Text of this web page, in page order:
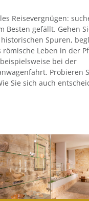
Reisevergnügen:
Besten gefällt. Gehen
Spuren,
Leben in der
bei der
Probieren
Sie sich auch